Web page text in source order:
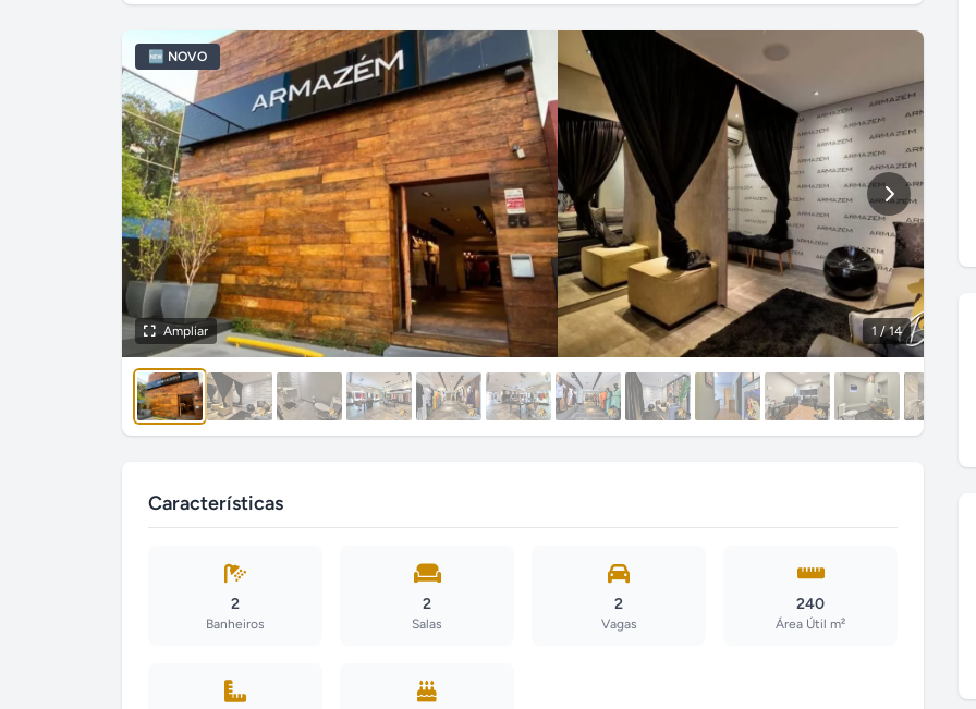
1 / 14
🆕 NOVO
Ampliar
Características
2
Banheiros
2
Salas
2
Vagas
240
Área Útil m²